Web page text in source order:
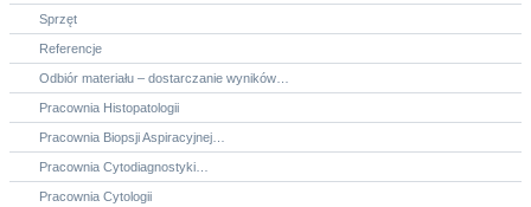
Sprzęt
Referencje
Odbiór materiału – dostarczanie wyników…
Pracownia Histopatologii
Pracownia Biopsji Aspiracyjnej…
Pracownia Cytodiagnostyki…
Pracownia Cytologii